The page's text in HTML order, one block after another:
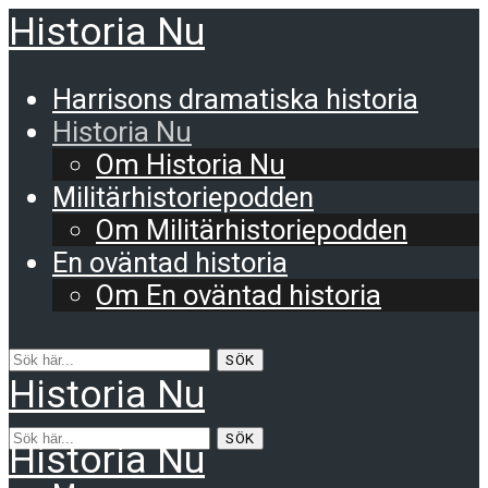
Historia Nu
Harrisons dramatiska historia
Historia Nu
Om Historia Nu
Militärhistoriepodden
Om Militärhistoriepodden
En oväntad historia
Om En oväntad historia
SÖK
Historia Nu
SÖK
Historia Nu